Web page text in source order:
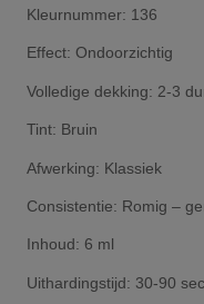
Kleurnummer: 136
Effect: Ondoorzichtig
Volledige dekking: 2-3
Tint: Bruin
Afwerking: Klassiek
Consistentie: Romig –
Inhoud: 6 ml
Uithardingstijd: 30-90